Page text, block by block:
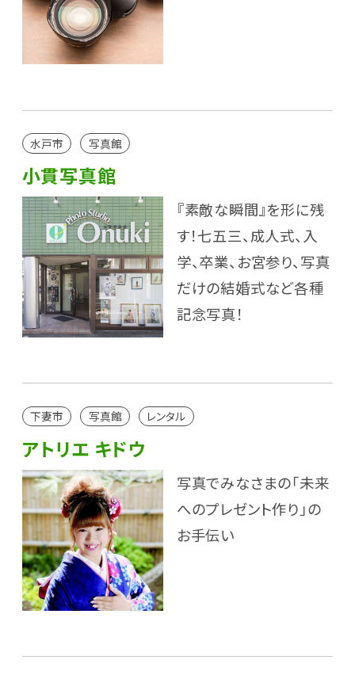
水戸市 写真館
小貫写真館
『素敵な瞬間』を形に残
す！七五三、成人式、入
学、卒業、お宮参り、写真
だけの結婚式など各種
記念写真！
下妻市 写真館 レンタル
アトリエ キドウ
写真でみなさまの「未来
へのプレゼント作り」の
お手伝い